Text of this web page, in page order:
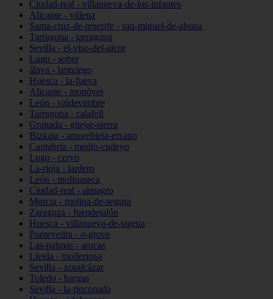
Ciudad-real - villanueva-de-los-infantes
Alicante - villena
Santa-cruz-de-tenerife - san-miguel-de-abona
Tarragona - tarragona
Sevilla - el-viso-del-alcor
Lugo - sober
álava - lantziego
Huesca - la-fueva
Alicante - monòver
León - valdevimbre
Tarragona - calafell
Granada - güejar-sierra
Bizkaia - amorebieta-etxano
Cantabria - medio-cudeyo
Lugo - cervo
La-rioja - lardero
León - molinaseca
Ciudad-real - almagro
Murcia - molina-de-segura
Zaragoza - fuendejalón
Huesca - villanueva-de-sigena
Pontevedra - o-grove
Las-palmas - arucas
Lleida - mollerussa
Sevilla - aznalcázar
Toledo - bargas
Sevilla - la-rinconada